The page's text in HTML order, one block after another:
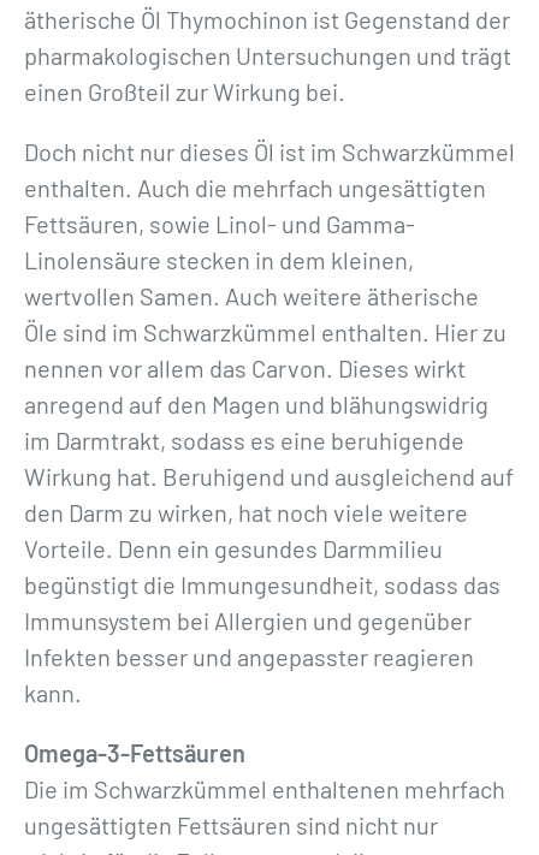
ätherische Öl Thymochinon ist Gegenstand der
pharmakologischen Untersuchungen und trägt
einen Großteil zur Wirkung bei.
Doch nicht nur dieses Öl ist im Schwarzkümmel
enthalten. Auch die mehrfach ungesättigten
Fettsäuren, sowie Linol- und Gamma-
Linolensäure stecken in dem kleinen,
wertvollen Samen. Auch weitere ätherische
Öle sind im Schwarzkümmel enthalten. Hier zu
nennen vor allem das Carvon. Dieses wirkt
anregend auf den Magen und blähungswidrig
im Darmtrakt, sodass es eine beruhigende
Wirkung hat. Beruhigend und ausgleichend auf
den Darm zu wirken, hat noch viele weitere
Vorteile. Denn ein gesundes Darmmilieu
begünstigt die Immungesundheit, sodass das
Immunsystem bei Allergien und gegenüber
Infekten besser und angepasster reagieren
kann.
Omega-3-Fettsäuren
Die im Schwarzkümmel enthaltenen mehrfach
ungesättigten Fettsäuren sind nicht nur